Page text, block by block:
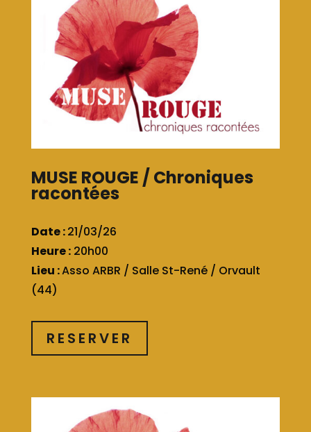
MUSE ROUGE / Chroniques
racontées
Date :21/03/26
Heure :20h00
Lieu :Asso ARBR / Salle St-René / Orvault
(44)
RESERVER